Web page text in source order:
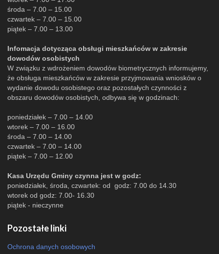
środa – 7.00 – 15.00
czwartek – 7.00 – 15.00
piątek – 7.00 – 13.00
Infomacja dotycząca obsługi mieszkańców w zakresie
dowodów osobistych
W związku z wdrożeniem dowodów biometrycznych informujemy,
że obsługa mieszkańców w zakresie przyjmowania wniosków o
wydanie dowodu osobistego oraz pozostałych czynności z
obszaru dowodów osobistych, odbywa się w godzinach:
poniedziałek – 7.00 – 14.00
wtorek – 7.00 – 16.00
środa – 7.00 – 14.00
czwartek – 7.00 – 14.00
piątek – 7.00 – 12.00
Kasa Urzędu Gminy czynna jest w godz:
poniedziałek, środa, czwartek: od godz: 7.00 do 14.30
wtorek od godz: 7.00- 16.30
piątek - nieczynne
Pozostałe linki
Ochrona danych osobowych